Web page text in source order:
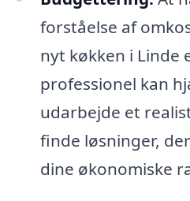
forståelse af
nyt køkken i Linde
professionel kan
udarbejde et
finde løsninger,
dine økonomiske